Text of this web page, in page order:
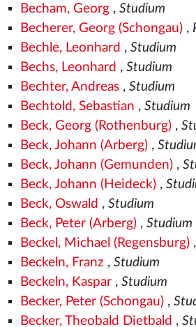
Becham, Georg, Studium
Becherer, Georg (Schongau),
Bechle, Leonhard , Studium
Bechs, Leonhard , Studium
Bechter, Andreas, Studium
Bechtold, Sebastian , Studium
Beck, Georg (Rothenburg),
Beck, Johann (Arberg),
Beck, Johann (Gemunden),
Beck, Johann (Heideck),
Beck, Oswald , Studium
Beck, Peter (Arberg), Studium
Beckel, Michael (Regensburg),
Beckeln, Franz , Studium
Beckeln, Kaspar, Studium
Becker, Peter (Schongau),
Becker, Theobald Dietbald ,